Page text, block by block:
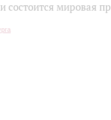
состоится мировая